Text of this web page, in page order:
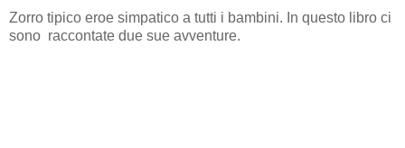
Zorro tipico eroe simpatico a tutti i bambini. In questo libro ci
sono raccontate due sue avventure.